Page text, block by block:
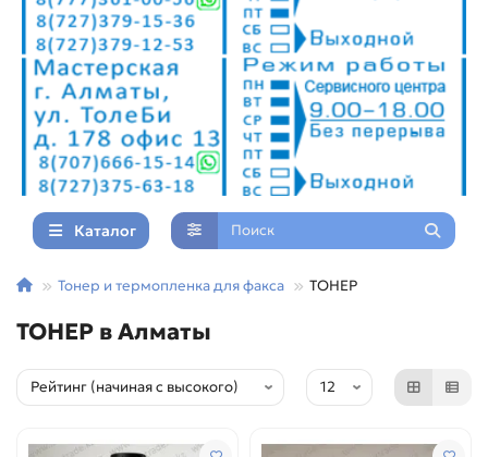
Каталог
Тонер и термопленка для факса ТОНЕР
ТОНЕР в Алматы